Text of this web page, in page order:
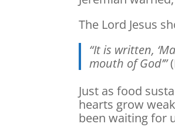
The Lord Jesus
“It is written,
mouth of God’”
Just as food
hearts grow
been waiting for